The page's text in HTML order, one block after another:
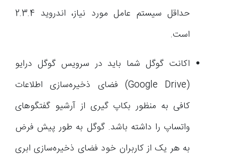
حداقل سیستم عامل مورد نیاز، اندروید 2.3.4
است.
اکانت گوگل شما باید در سرویس گوگل درایو
(Google Drive) فضای ذخیره‌سازی اطلاعات
کافی به منظور بکاپ گیری از آرشیو گفتگوهای
واتساپ را داشته باشد. گوگل به طور پیش فرض
به هر یک از کاربران خود فضای ذخیره‌سازی ابری